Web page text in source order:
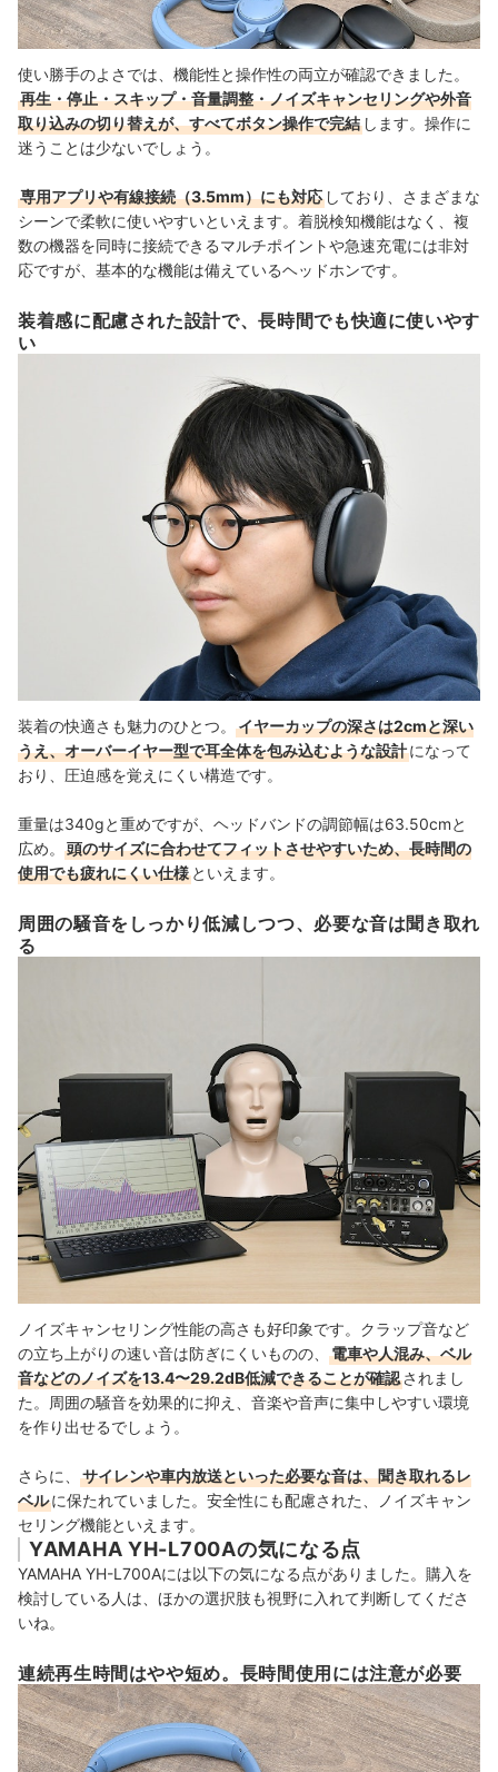
使い勝手のよさでは、機能性と操作性の両立が確認できました。
再生・停止・スキップ・音量調整・ノイズキャンセリングや外音
取り込みの切り替えが、すべてボタン操作で完結 します。操作に
迷うことは少ないでしょう。
専用アプリや有線接続（3.5mm）にも対応 しており、さまざまな
シーンで柔軟に使いやすいといえます。着脱検知機能はなく、複
数の機器を同時に接続できるマルチポイントや急速充電には非対
応ですが、基本的な機能は備えているヘッドホンです。
装着感に配慮された設計で、長時間でも快適に使いやす
い
装着の快適さも魅力のひとつ。
イヤーカップの深さは2cmと深い
うえ、オーバーイヤー型で耳全体を包み込むような設計になって
おり、圧迫感を覚えにくい構造です。
重量は340gと重めですが、ヘッドバンドの調節幅は63.50cmと
広め。
頭のサイズに合わせてフィットさせやすいため、長時間の
使用でも疲れにくい仕様 といえます。
周囲の騒音をしっかり低減しつつ、必要な音は聞き取れ
る
ノイズキャンセリング性能の高さも好印象です。クラップ音など
の立ち上がりの速い音は防ぎにくいものの、
電車や人混み、ベル
音などのノイズを13.4〜29.2dB低減できることが確認されまし
た。周囲の騒音を効果的に抑え、音楽や音声に集中しやすい環境
を作り出せるでしょう。
さらに、
サイレンや車内放送といった必要な音は、聞き取れるレ
ベルに保たれていました。安全性にも配慮された、ノイズキャン
セリング機能といえます。
YAMAHA YH-L700Aの気になる点
YAMAHA YH-L700Aには以下の気になる点がありました。購入を
検討している人は、ほかの選択肢も視野に入れて判断してくださ
いね。
連続再生時間はやや短め。長時間使用には注意が必要